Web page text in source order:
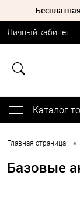
Личный кабинет
Каталог
Главная страница •
Базовые